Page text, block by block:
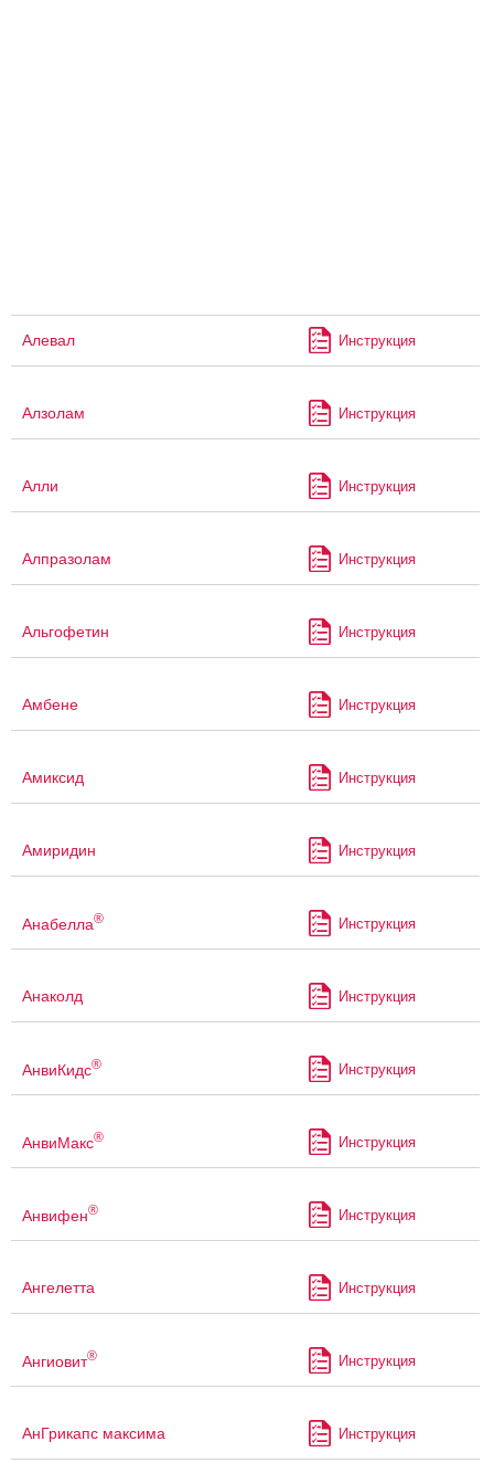
Алевал Инструкция
Алзолам Инструкция
Алли Инструкция
Алпразолам Инструкция
Альгофетин Инструкция
Амбене Инструкция
Амиксид Инструкция
Амиридин Инструкция
Анабелла® Инструкция
Анаколд Инструкция
АнвиКидс® Инструкция
АнвиМакс® Инструкция
Анвифен® Инструкция
Ангелетта Инструкция
Ангиовит® Инструкция
АнГрикапс максима Инструкция